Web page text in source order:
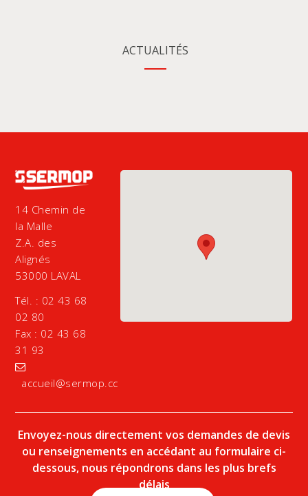
ACTUALITÉS
14 Chemin de
la Malle
Z.A. des
Alignés
53000 LAVAL
Tél. : 02 43 68
02 80
Fax : 02 43 68
31 93
accueil@sermop.cc
Envoyez-nous directement vos demandes de devis
ou renseignements en accédant au formulaire ci-
dessous, nous répondrons dans les plus brefs
délais